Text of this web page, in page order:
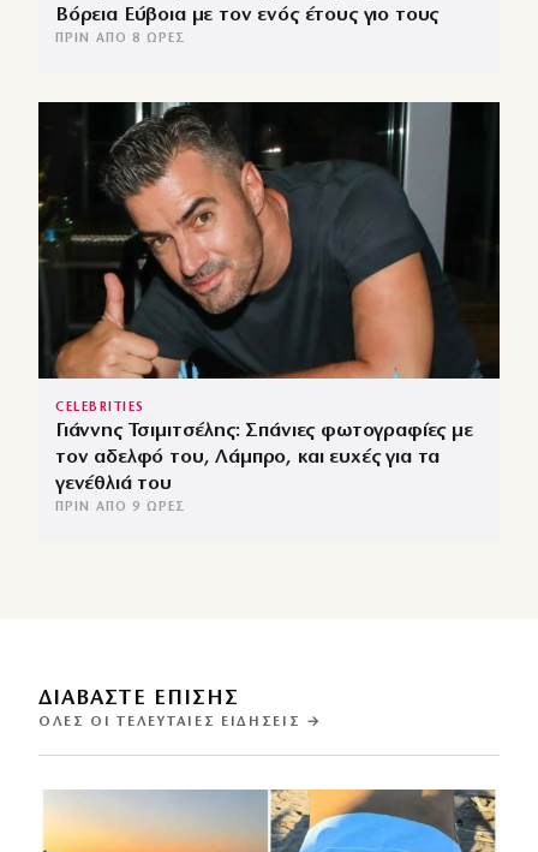
Βόρεια Εύβοια με τον ενός έτους γιο τους
ΠΡΙΝ ΑΠΌ 8 ΏΡΕΣ
CELEBRITIES
Γιάννης Τσιμιτσέλης: Σπάνιες φωτογραφίες με
τον αδελφό του, Λάμπρο, και ευχές για τα
γενέθλιά του
ΠΡΙΝ ΑΠΌ 9 ΏΡΕΣ
ΔΙΑΒΑΣΤΕ ΕΠΙΣΗΣ
ΌΛΕΣ ΟΙ ΤΕΛΕΥΤΑΊΕΣ ΕΙΔΉΣΕΙΣ →